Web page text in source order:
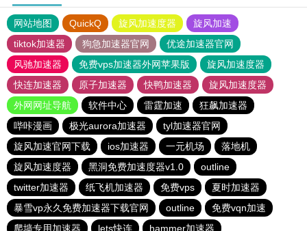
网站地图 QuickQ 旋风加速度器
旋风加速
tiktok加速器
狗急加速器官网
优途加速器官网
风驰加速器
免费vps加速器外网苹果版
旋风加速度器
快连加速器
原子加速器 快鸭加速器
旋风加速度器
外网网址导航
软件中心 雷霆加速
狂飙加速器
哔咔漫画
极光aurora加速器
tyl加速器官网
旋风加速官网下载
ios加速器 一元机场
落地机
旋风加速度器
黑洞免费加速度器v1.0
outline
twitter加速器
纸飞机加速器 免费vps
夏时加速器
暴雪vp永久免费加速器下载官网
outline
免费vqn加速
爬墙专用加速器
lets快连 hammer加速器